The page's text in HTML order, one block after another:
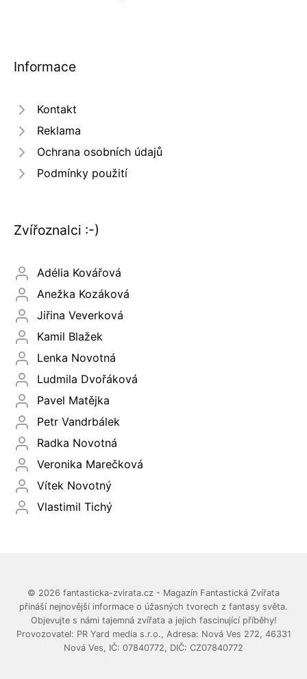
Informace
Kontakt
Reklama
Ochrana osobních údajů
Podmínky použití
Zvířoznalci :-)
Adélia Kovářová
Anežka Kozáková
Jiřina Veverková
Kamil Blažek
Lenka Novotná
Ludmila Dvořáková
Pavel Matějka
Petr Vandrbálek
Radka Novotná
Veronika Marečková
Vítek Novotný
Vlastimil Tichý
© 2026 fantasticka-zvirata.cz - Magazín Fantastická Zvířata
přináší nejnovější informace o úžasných tvorech z fantasy světa.
Objevujte s námi tajemná zvířata a jejich fascinující příběhy!
Provozovatel: PR Yard media s.r.o., Adresa: Nová Ves 272, 46331
Nová Ves, IČ: 07840772, DIČ: CZ07840772